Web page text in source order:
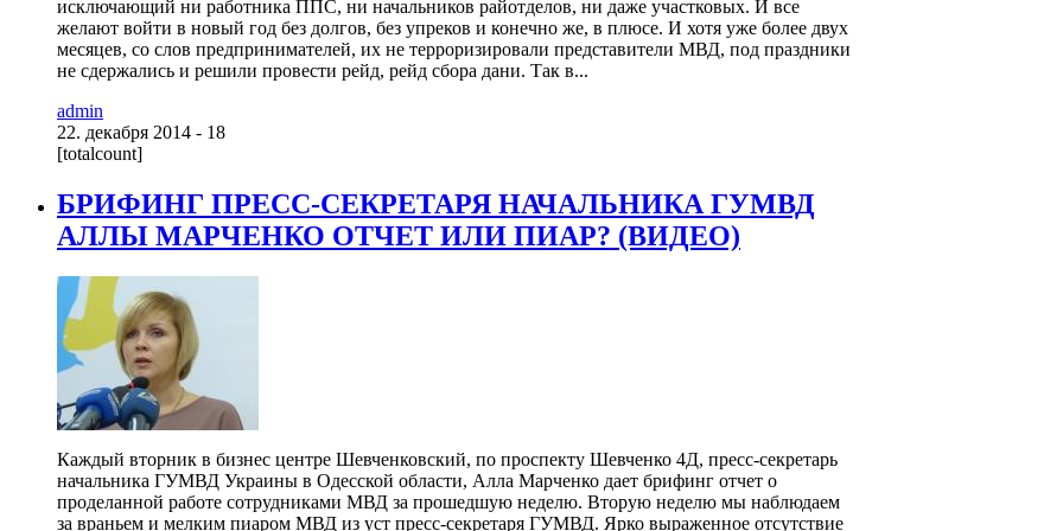
исключающий ни работника ППС, ни начальников райотделов, ни даже участковых. И все
желают войти в новый год без долгов, без упреков и конечно же, в плюсе. И хотя уже более двух
месяцев, со слов предпринимателей, их не терроризировали представители МВД, под праздники
не сдержались и решили провести рейд, рейд сбора дани. Так в...
admin
22. декабря 2014 - 18
[totalcount]
БРИФИНГ ПРЕСС-СЕКРЕТАРЯ НАЧАЛЬНИКА ГУМВД
АЛЛЫ МАРЧЕНКО ОТЧЕТ ИЛИ ПИАР? (ВИДЕО)
Каждый вторник в бизнес центре Шевченковский, по проспекту Шевченко 4Д, пресс-секретарь
начальника ГУМВД Украины в Одесской области, Алла Марченко дает брифинг отчет о
проделанной работе сотрудниками МВД за прошедшую неделю. Вторую неделю мы наблюдаем
за враньем и мелким пиаром МВД из уст пресс-секретаря ГУМВД. Ярко выраженное отсутствие